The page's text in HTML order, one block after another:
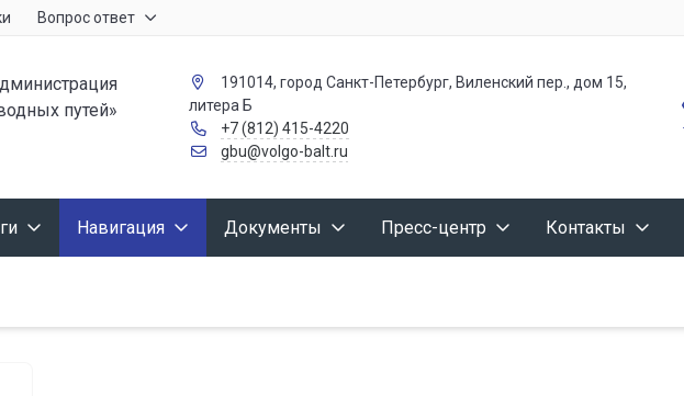
Вопрос ответ
путей»
191014, город Санкт-Петербург, Виленский пер., дом 15,
литера Б
+7 (812) 415-4220
gbu@volgo-balt.ru
Навигация Документы Пресс-центр Контакты